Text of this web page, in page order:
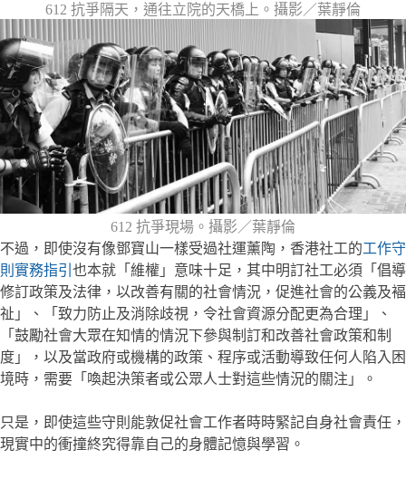
612 抗爭隔天，通往立院的天橋上。攝影／葉靜倫
612 抗爭現場。攝影／葉靜倫
不過，即使沒有像鄧寶山一樣受過社運薰陶，香港社工的工作守
則實務指引 也本就「維權」意味十足，其中明訂社工必須「倡導
修訂政策及法律，以改善有關的社會情況，促進社會的公義及褔
祉」、「致力防止及消除歧視，令社會資源分配更為合理」、
「鼓勵社會大眾在知情的情況下參與制訂和改善社會政策和制
度」，以及當政府或機構的政策、程序或活動導致任何人陷入困
境時，需要「喚起決策者或公眾人士對這些情況的關注」。
只是，即使這些守則能敦促社會工作者時時緊記自身社會責任，
現實中的衝撞終究得靠自己的身體記憶與學習。